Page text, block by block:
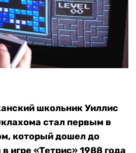
школьник Уиллис
стал первым в
который дошел до
игре «Тетрис» 1988 года